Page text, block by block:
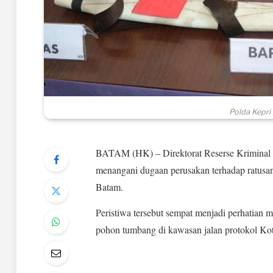
Polda Kepri
BATAM (HK) – Direktorat Reserse Kriminal
menangani dugaan perusakan terhadap
Batam.
Peristiwa tersebut sempat menjadi perhatian
pohon tumbang di kawasan jalan protokol